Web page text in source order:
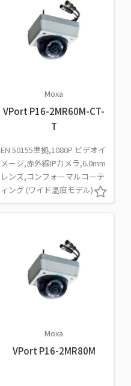
Moxa
VPort P16-2MR60M-CT-
T
EN 50155準拠,1080P ビデオイ
メージ,赤外線IPカメラ,6.0mm
レンズ,コンフォーマルコーテ
ィング (ワイド温度モデル)
Moxa
VPort P16-2MR80M